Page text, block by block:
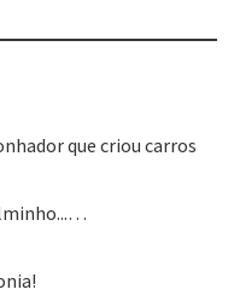
que criou carros